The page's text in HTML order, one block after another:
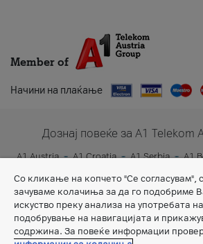
Member of
Начини на плаќање
Дознај повеќе за A1 Telekom
A1 Austria A1 Croatia A1 Serbia A1
Со кликање на копчето "Се согласувам",
зачуваме колачиња за да го подобриме
искуство преку анализа на употребата
подобрување на навигацијата и
содржина. За повеќе информации